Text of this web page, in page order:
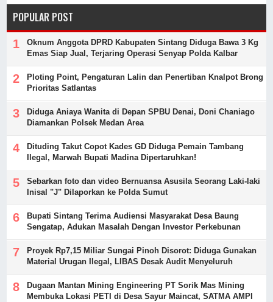
POPULAR POST
Oknum Anggota DPRD Kabupaten Sintang Diduga Bawa 3 Kg
Emas Siap Jual, Terjaring Operasi Senyap Polda Kalbar
Ploting Point, Pengaturan Lalin dan Penertiban Knalpot Brong
Prioritas Satlantas
Diduga Aniaya Wanita di Depan SPBU Denai, Doni Chaniago
Diamankan Polsek Medan Area
Dituding Takut Copot Kades GD Diduga Pemain Tambang
Ilegal, Marwah Bupati Madina Dipertaruhkan!
Sebarkan foto dan video Bernuansa Asusila Seorang Laki-laki
Inisal "J" Dilaporkan ke Polda Sumut
Bupati Sintang Terima Audiensi Masyarakat Desa Baung
Sengatap, Adukan Masalah Dengan Investor Perkebunan
Proyek Rp7,15 Miliar Sungai Pinoh Disorot: Diduga Gunakan
Material Urugan Ilegal, LIBAS Desak Audit Menyeluruh
Dugaan Mantan Mining Engineering PT Sorik Mas Mining
Membuka Lokasi PETI di Desa Sayur Maincat, SATMA AMPI